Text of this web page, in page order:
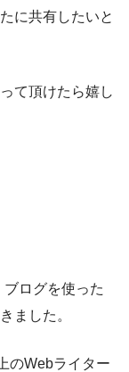
に共有したいと
て頂けたら嬉し
ログを使った
ました。
のWebライター